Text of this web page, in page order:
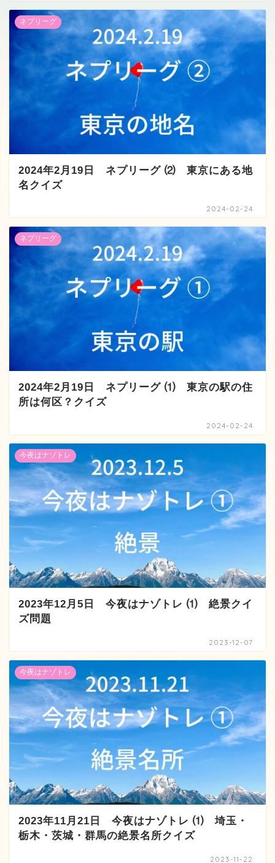
ネプリーグ
2024年2月19日 ネプリーグ ⑵ 東京にある地
名クイズ
2024-02-24
ネプリーグ
2024年2月19日 ネプリーグ ⑴ 東京の駅の住
所は何区？クイズ
2024-02-24
今夜はナゾトレ
2023年12月5日 今夜はナゾトレ ⑴ 絶景クイ
ズ問題
2023-12-07
今夜はナゾトレ
2023年11月21日 今夜はナゾトレ ⑴ 埼玉・
栃木・茨城・群馬の絶景名所クイズ
2023-11-22